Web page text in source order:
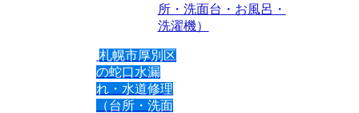
所・洗面台・お風呂・
洗濯機）
札幌市厚別区
の蛇口水漏
れ・水道修理
（台所・洗面